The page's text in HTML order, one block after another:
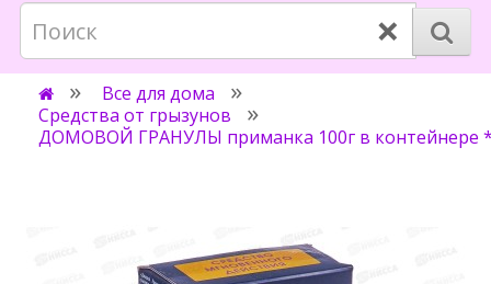
×
Все для дома
Средства от грызунов
ДОМОВОЙ ГРАНУЛЫ приманка 100г в контейнере